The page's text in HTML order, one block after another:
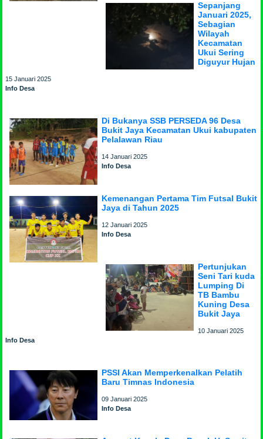
Sepanjang
Januari 2025,
Sebagian
Wilayah
Kecamatan
Ukui Sering
Diguyur Hujan
15 Januari 2025
Info Desa
Di Bukanya SSB PERSEDA 96 Desa
Bukit Jaya Kecamatan Ukui kabupaten
Pelalawan Riau
14 Januari 2025
Info Desa
Kemenangan Pertama Tim Futsal Bukit
Jaya di Tahun 2025
12 Januari 2025
Info Desa
Pertunjukan
Seni Tari kuda
Lumping Di
TB Bambu
Kuning Desa
Bukit Jaya
10 Januari 2025
Info Desa
PSSI Akan Memperkenalkan Pelatih
Baru Timnas Indonesia
09 Januari 2025
Info Desa